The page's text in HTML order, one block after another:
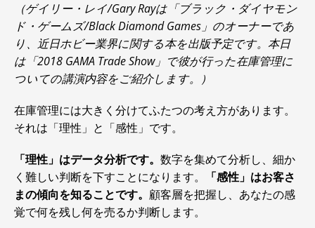
（ゲイリー・レイ/Gary Rayは「ブラック・ダイヤモン
ド・ゲームズ/Black Diamond Games」のオーナーであ
り、近日ホビー業界に関する本を出版予定です。本日
は「2018 GAMA Trade Show」で彼が行った在庫管理に
ついての講演内容をご紹介します。）
在庫管理には大きく分けてふたつの考え方があります。
それは「理性」と「感性」です。
「理性」はデータ分析です。 数字を集めて分析し、細か
く難しい判断を下すことになります。
「感性」はお客さ
まの傾向を知ることです。 顧客層を把握し、あなたの感
覚で何を残し何を売るか判断します。